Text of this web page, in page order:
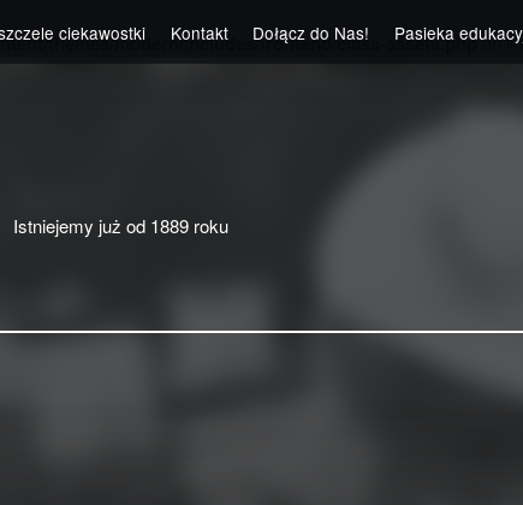
themes/modern/includes/frontend/class-assets.phpon
ciekawostki
Kontakt Dołącz do Nas! Pasieka
Istniejemy już od 1889 roku